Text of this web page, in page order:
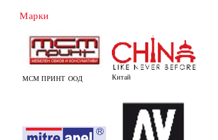
Марки
МСМ ПРИНТ ООД Китай